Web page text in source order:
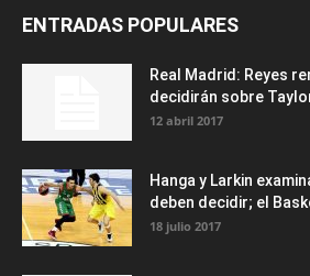
ENTRADAS POPULARES
Real Madrid: Reyes
decidirán sobre
12 abril 2017
Hanga y Larkin
deben decidir; el
18 julio 2017